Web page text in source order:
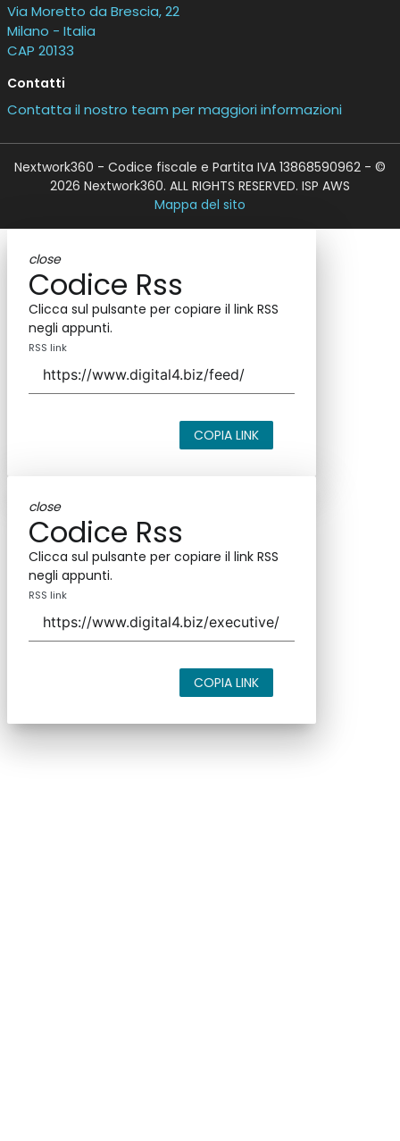
Via Moretto da Brescia, 22
Milano - Italia
CAP 20133
Contatti
Contatta il nostro team per maggiori informazioni
Nextwork360 - Codice fiscale e Partita IVA 13868590962 - ©
2026 Nextwork360. ALL RIGHTS RESERVED. ISP AWS
Mappa del sito
close
Codice Rss
Clicca sul pulsante per copiare il link RSS
negli appunti.
RSS link
COPIA LINK
close
Codice Rss
Clicca sul pulsante per copiare il link RSS
negli appunti.
RSS link
COPIA LINK